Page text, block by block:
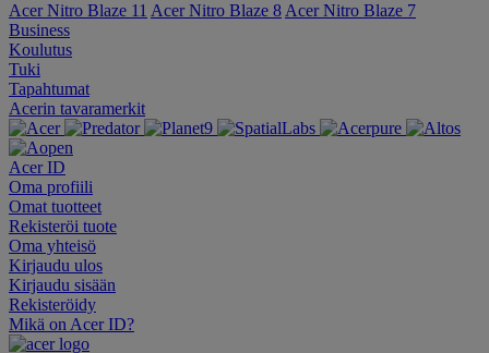
Acer Nitro Blaze 11 Acer Nitro Blaze 8 Acer Nitro Blaze 7
Business
Koulutus
Tuki
Tapahtumat
Acerin tavaramerkit
Acer ID
Oma profiili
Omat tuotteet
Rekisteröi tuote
Oma yhteisö
Kirjaudu ulos
Kirjaudu sisään
Rekisteröidy
Mikä on Acer ID?